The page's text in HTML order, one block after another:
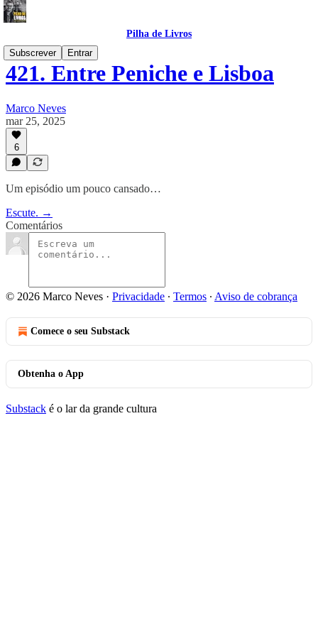
Pilha de Livros
Subscrever
Entrar
421. Entre Peniche e Lisboa
Marco Neves
mar 25, 2025
6
Um episódio um pouco cansado…
Escute. →
Comentários
© 2026 Marco Neves · Privacidade ∙ Termos ∙ Aviso de cobrança
Comece o seu Substack
Obtenha o App
Substack é o lar da grande cultura